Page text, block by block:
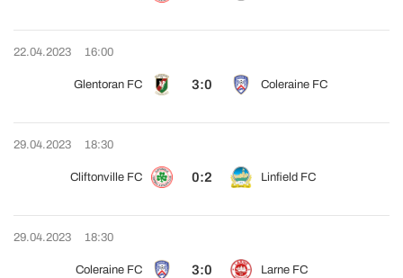
22.04.2023 16:00
Glentoran FC 3:0 Coleraine FC
29.04.2023 18:30
Cliftonville FC 0:2 Linfield FC
29.04.2023 18:30
Coleraine FC 3:0 Larne FC